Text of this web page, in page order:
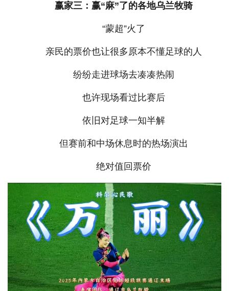
赢家三：赢“麻”了的各地乌兰牧骑
“蒙超”火了
亲民的票价也让很多原本不懂足球的人
纷纷走进球场去凑凑热闹
也许现场看过比赛后
依旧对足球一知半解
但赛前和中场休息时的热场演出
绝对值回票价